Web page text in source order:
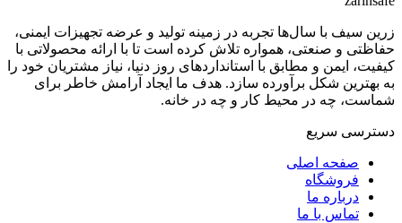
زرین سیف با سال‌ها تجربه در زمینه تولید و عرضه تجهیزات ایمنی،
حفاظتی و صنعتی، همواره تلاش کرده است تا با ارائه محصولاتی با
کیفیت، ایمن و مطابق با استانداردهای روز دنیا، نیاز مشتریان خود را
به بهترین شکل برآورده سازد. هدف ما ایجاد آرامش خاطر برای
شماست، چه در محیط کار و چه در خانه.
دسترسی سریع
صفحه اصلی
فروشگاه
درباره ما
تماس با ما